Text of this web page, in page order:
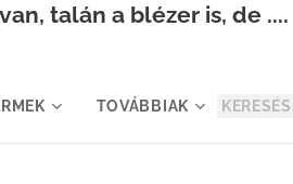
talán a blézer is, de ....
TOVÁBBIAK